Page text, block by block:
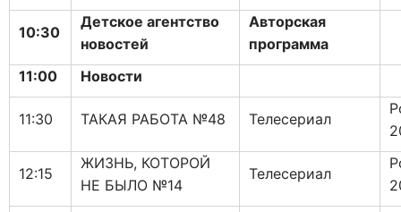
10:30
Детское агентство
новостей
Авторская
программа
11:00
Новости
11:30 ТАКАЯ РАБОТА №48 Телесериал
12:15
ЖИЗНЬ, КОТОРОЙ
НЕ БЫЛО №14
Телесериал